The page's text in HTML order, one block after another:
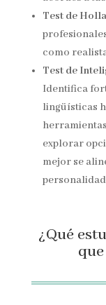
Test de
como
Test de
Identifica
lingüísticas
explorar
mejor se
¿Qué